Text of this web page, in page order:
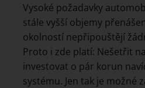
Vysoké požadavky
stále vyšší objemy
okolností nepřipouštějí
Proto i zde platí: Nešetřit
investovat o pár korun
systému. Jen tak je možné